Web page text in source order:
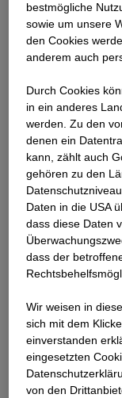
best­mögliche
sowie um unsere
den Cookies
anderem auch
Durch Cookies
in ein anderes
werden. Zu den
denen ein
kann, zählt auch
gehören zu den
Daten in die USA
dass diese Daten
dass der
Wir weisen in
sich mit dem
ein­ver­standen
eingesetzten
von den